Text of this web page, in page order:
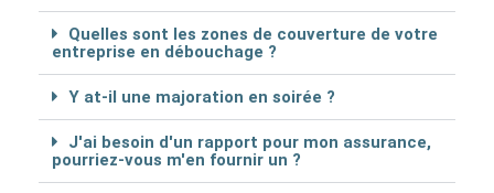
Quelles sont les zones de couverture de votre
entreprise en débouchage ?
Y at-il une majoration en soirée ?
J'ai besoin d'un rapport pour mon assurance,
pourriez-vous m'en fournir un ?